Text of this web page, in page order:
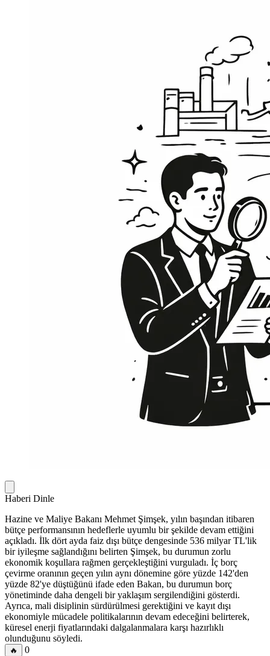
Haberi Dinle
Hazine ve Maliye Bakanı Mehmet Şimşek, yılın başından itibaren
bütçe performansının hedeflerle uyumlu bir şekilde devam ettiğini
açıkladı. İlk dört ayda faiz dışı bütçe dengesinde 536 milyar TL'lik
bir iyileşme sağlandığını belirten Şimşek, bu durumun zorlu
ekonomik koşullara rağmen gerçekleştiğini vurguladı. İç borç
çevirme oranının geçen yılın aynı dönemine göre yüzde 142'den
yüzde 82'ye düştüğünü ifade eden Bakan, bu durumun borç
yönetiminde daha dengeli bir yaklaşım sergilendiğini gösterdi.
Ayrıca, mali disiplinin sürdürülmesi gerektiğini ve kayıt dışı
ekonomiyle mücadele politikalarının devam edeceğini belirterek,
küresel enerji fiyatlarındaki dalgalanmalara karşı hazırlıklı
olunduğunu söyledi.
🔥 0